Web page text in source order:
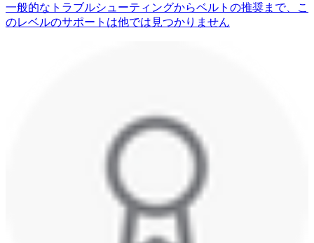
一般的なトラブルシューティングからベルトの推奨まで、こ
のレベルのサポートは他では見つかりません